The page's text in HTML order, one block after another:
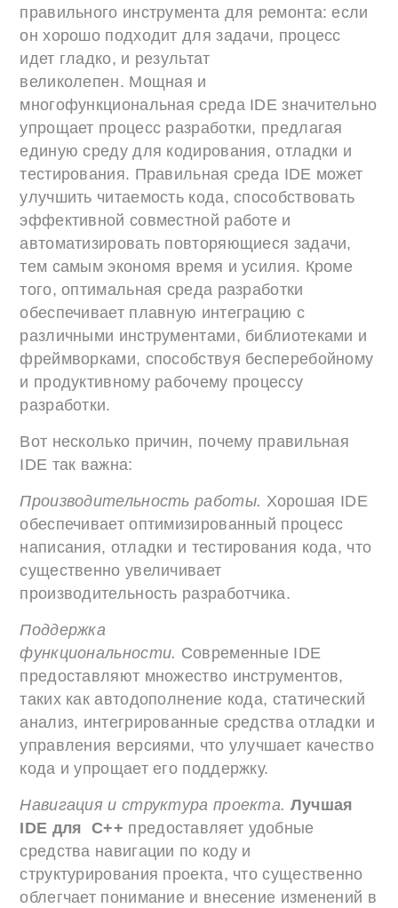
правильного инструмента для ремонта: если
он хорошо подходит для задачи, процесс
идет гладко, и результат
великолепен. Мощная и
многофункциональная среда IDE значительно
упрощает процесс разработки, предлагая
единую среду для кодирования, отладки и
тестирования. Правильная среда IDE может
улучшить читаемость кода, способствовать
эффективной совместной работе и
автоматизировать повторяющиеся задачи,
тем самым экономя время и усилия. Кроме
того, оптимальная среда разработки
обеспечивает плавную интеграцию с
различными инструментами, библиотеками и
фреймворками, способствуя бесперебойному
и продуктивному рабочему процессу
разработки.
Вот несколько причин, почему правильная
IDE так важна:
Производительность работы. Хорошая IDE
обеспечивает оптимизированный процесс
написания, отладки и тестирования кода, что
существенно увеличивает
производительность разработчика.
Поддержка
функциональности. Современные IDE
предоставляют множество инструментов,
таких как автодополнение кода, статический
анализ, интегрированные средства отладки и
управления версиями, что улучшает качество
кода и упрощает его поддержку.
Навигация и структура проекта. Лучшая
IDE для C++ предоставляет удобные
средства навигации по коду и
структурирования проекта, что существенно
облегчает понимание и внесение изменений в